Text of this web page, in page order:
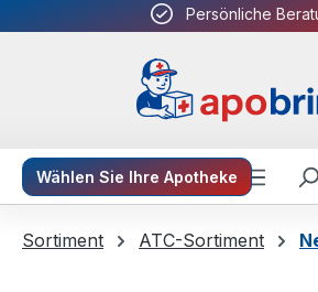
Zum Hauptinhalt springen
Persönliche
Wählen Sie Ihre Apotheke
Sortiment ATC-Sortiment